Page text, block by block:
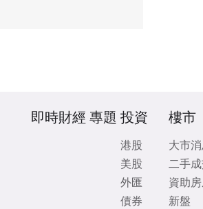
即時財經 專題 投資
港股
美股
外匯
債券
樓市
大市消
二手
資助
新盤